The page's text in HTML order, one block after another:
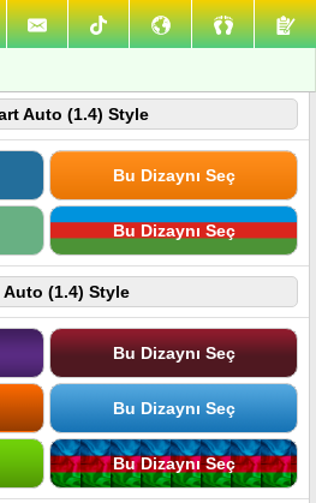
Auto (1.4) Style
Bu Dizaynı Seç
Bu Dizaynı Seç
Auto (1.4) Style
Bu Dizaynı Seç
Bu Dizaynı Seç
Bu Dizaynı Seç